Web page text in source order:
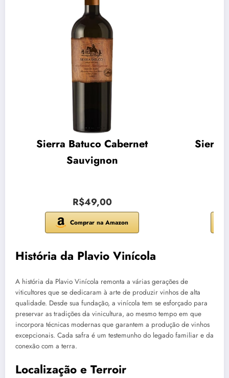
Sierra Batuco Cabernet
Sauvignon
R$49,00
Comprar na Amazon
Sierra
História da Plavio Vinícola
A história da Plavio Vinícola remonta a várias gerações de
viticultores que se dedicaram à arte de produzir vinhos de alta
qualidade. Desde sua fundação, a vinícola tem se esforçado para
preservar as tradições da vinicultura, ao mesmo tempo em que
incorpora técnicas modernas que garantem a produção de vinhos
excepcionais. Cada safra é um testemunho do legado familiar e da
conexão com a terra.
Localização e Terroir